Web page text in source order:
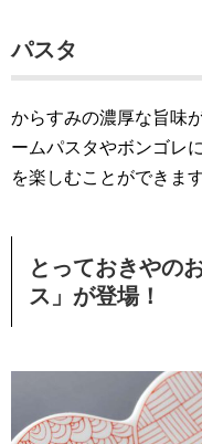
パスタ
からすみの濃厚な旨味
ームパスタやボンゴレ
を楽しむことができます
とっておきやの
ス」が登場！